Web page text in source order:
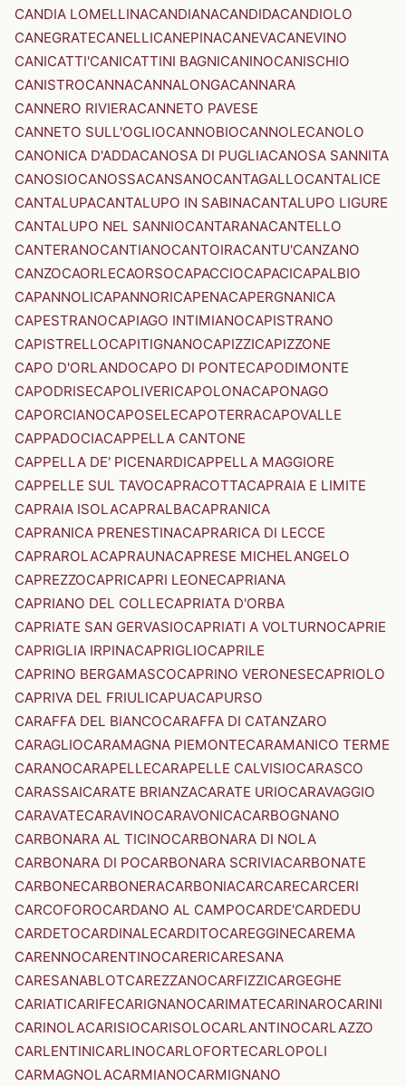
CANDIA LOMELLINACANDIANACANDIDACANDIOLO
CANEGRATECANELLICANEPINACANEVACANEVINO
CANICATTI'CANICATTINI BAGNICANINOCANISCHIO
CANISTROCANNACANNALONGACANNARA
CANNERO RIVIERACANNETO PAVESE
CANNETO SULL'OGLIOCANNOBIOCANNOLECANOLO
CANONICA D'ADDACANOSA DI PUGLIACANOSA SANNITA
CANOSIOCANOSSACANSANOCANTAGALLOCANTALICE
CANTALUPACANTALUPO IN SABINACANTALUPO LIGURE
CANTALUPO NEL SANNIOCANTARANACANTELLO
CANTERANOCANTIANOCANTOIRACANTU'CANZANO
CANZOCAORLECAORSOCAPACCIOCAPACICAPALBIO
CAPANNOLICAPANNORICAPENACAPERGNANICA
CAPESTRANOCAPIAGO INTIMIANOCAPISTRANO
CAPISTRELLOCAPITIGNANOCAPIZZICAPIZZONE
CAPO D'ORLANDOCAPO DI PONTECAPODIMONTE
CAPODRISECAPOLIVERICAPOLONACAPONAGO
CAPORCIANOCAPOSELECAPOTERRACAPOVALLE
CAPPADOCIACAPPELLA CANTONE
CAPPELLA DE' PICENARDICAPPELLA MAGGIORE
CAPPELLE SUL TAVOCAPRACOTTACAPRAIA E LIMITE
CAPRAIA ISOLACAPRALBACAPRANICA
CAPRANICA PRENESTINACAPRARICA DI LECCE
CAPRAROLACAPRAUNACAPRESE MICHELANGELO
CAPREZZOCAPRICAPRI LEONECAPRIANA
CAPRIANO DEL COLLECAPRIATA D'ORBA
CAPRIATE SAN GERVASIOCAPRIATI A VOLTURNOCAPRIE
CAPRIGLIA IRPINACAPRIGLIOCAPRILE
CAPRINO BERGAMASCOCAPRINO VERONESECAPRIOLO
CAPRIVA DEL FRIULICAPUACAPURSO
CARAFFA DEL BIANCOCARAFFA DI CATANZARO
CARAGLIOCARAMAGNA PIEMONTECARAMANICO TERME
CARANOCARAPELLECARAPELLE CALVISIOCARASCO
CARASSAICARATE BRIANZACARATE URIOCARAVAGGIO
CARAVATECARAVINOCARAVONICACARBOGNANO
CARBONARA AL TICINOCARBONARA DI NOLA
CARBONARA DI POCARBONARA SCRIVIACARBONATE
CARBONECARBONERACARBONIACARCARECARCERI
CARCOFOROCARDANO AL CAMPOCARDE'CARDEDU
CARDETOCARDINALECARDITOCAREGGINECAREMA
CARENNOCARENTINOCARERICARESANA
CARESANABLOTCAREZZANOCARFIZZICARGEGHE
CARIATICARIFECARIGNANOCARIMATECARINAROCARINI
CARINOLACARISIOCARISOLOCARLANTINOCARLAZZO
CARLENTINICARLINOCARLOFORTECARLOPOLI
CARMAGNOLACARMIANOCARMIGNANO